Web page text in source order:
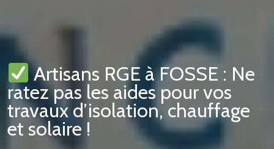
Artisans RGE à FOSSE : Ne
ratez pas les aides pour vos
travaux d’isolation, chauffage
et solaire !